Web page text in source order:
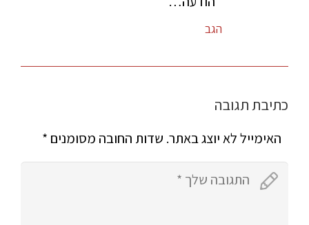
הגב
כתיבת תגובה
האימייל לא יוצג באתר. שדות החובה מסומנים *